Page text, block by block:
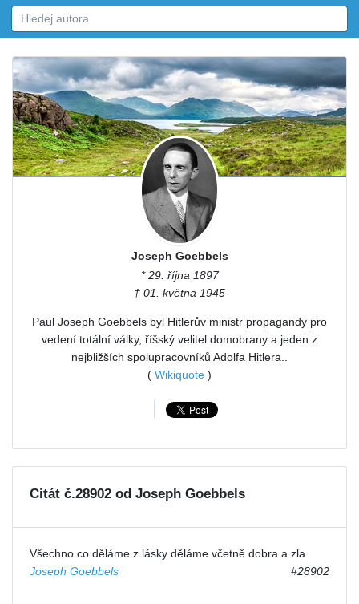
Joseph Goebbels
* 29. října 1897
† 01. května 1945
Paul Joseph Goebbels byl Hitlerův ministr propagandy pro
vedení totální války, říšský velitel domobrany a jeden z
nejbližších spolupracovníků Adolfa Hitlera..
( Wikiquote )
Citát č.28902 od Joseph Goebbels
Všechno co děláme z lásky děláme včetně dobra a zla.
Joseph Goebbels
#28902